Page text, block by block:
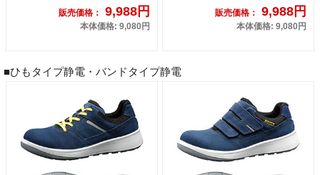
販売価格： 9,988円
本体価格: 9,080円
販売価格： 9,988円
本体価格: 9,080円
■ひもタイプ静電・バンドタイプ静電